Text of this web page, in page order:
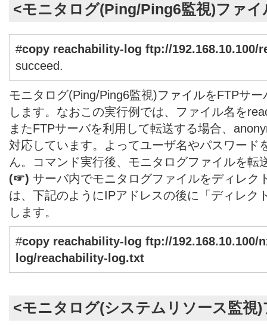
<モニタログ(Ping/Ping6監視)ファイ
#copy reachability-log ftp://192.168.10.100/
succeed.
モニタログ(Ping/Ping6監視)ファイルをFTPサ
します。なおこの実行例では、ファイル名を
またFTPサーバを利用して転送する場合、
対応しています。よってユーザ名やパスワード
ん。コマンド実行後、モニタログファイルを転
(☞) サーバ内でモニタログファイルをディレク
は、下記のようにIPアドレスの後に「ディレク
します。
#copy reachability-log ftp://192.168.10.100/
log/reachability-log.txt
<モニタログ(システムリソース監視